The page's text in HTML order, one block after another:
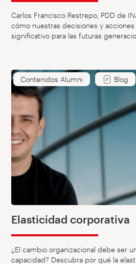
Carlos Francisco Restrepo, PDD de
cómo nuestras decisiones y
significativo para las futuras
Contenidos Alumni Blog
Elasticidad corporativa
¿El cambio organizacional debe ser
capacidad? Descubra por qué la